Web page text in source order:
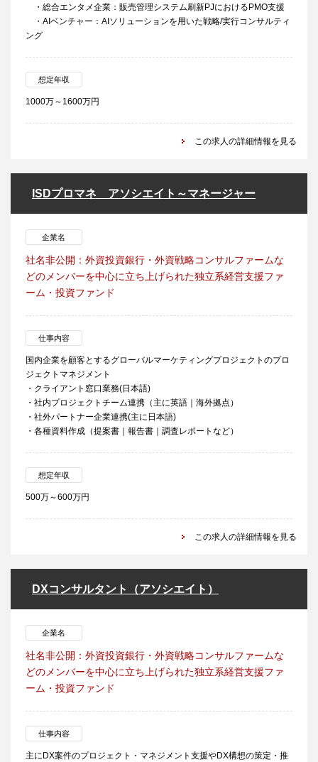
・総合エンタメ企業：販売管理システム刷新PJにおけるPMO支援
・AIベンチャー：AIソリューションを用いた戦略/実行コンサルティ
ング
想定年収
1000万～1600万円
この求人の詳細情報を見る
ISDプロマネ アソシエイト～マネージャー
企業名
社名非公開：外資投資銀行・外資戦略コンサルファームな
どのメンバーを中心に立ち上げられた独立系経営支援ファ
ーム・投資ファンド
仕事内容
国内企業を顧客とするグローバルマーケティングプロジェクトのプロ
ジェクトマネジメント
・クライアント窓口業務(日本語)
・社内プロジェクトチーム連携（主に英語｜海外拠点）
・社外パートナー企業連携(主に日本語)
・各種資料作成（提案書｜報告書｜調査レポートなど）
想定年収
500万～600万円
この求人の詳細情報を見る
DXコンサルタント（アソシエイト）
企業名
社名非公開：外資投資銀行・外資戦略コンサルファームな
どのメンバーを中心に立ち上げられた独立系経営支援ファ
ーム・投資ファンド
仕事内容
主にDX案件のプロジェクト・マネジメント支援やDX構想の策定・推